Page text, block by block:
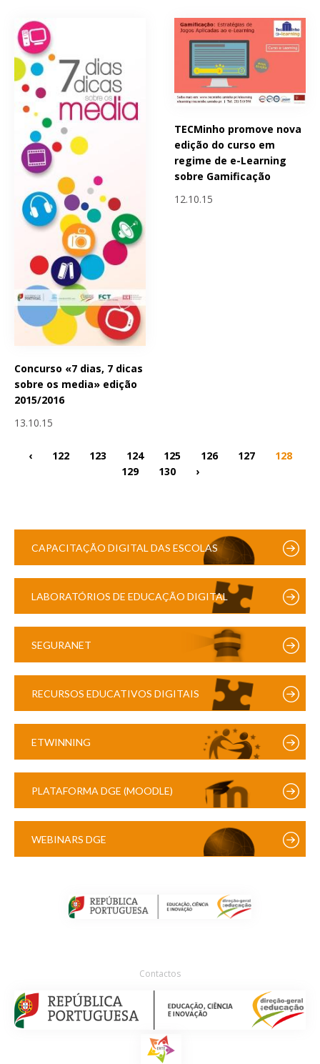
Concurso «7 dias, 7 dicas
sobre os media» edição
2015/2016
13.10.15
TECMinho promove nova
edição do curso em
regime de e-Learning
sobre Gamificação
12.10.15
‹ 122 123 124 125 126 127
128
129
130 ›
CAPACITAÇÃO DIGITAL DAS ESCOLAS
LABORATÓRIOS DE EDUCAÇÃO DIGITAL
SEGURANET
RECURSOS EDUCATIVOS DIGITAIS
ETWINNING
PLATAFORMA DGE (MOODLE)
WEBINARS DGE
Contactos